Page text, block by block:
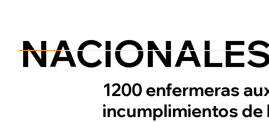
1200 enfermeras
incumplimientos de